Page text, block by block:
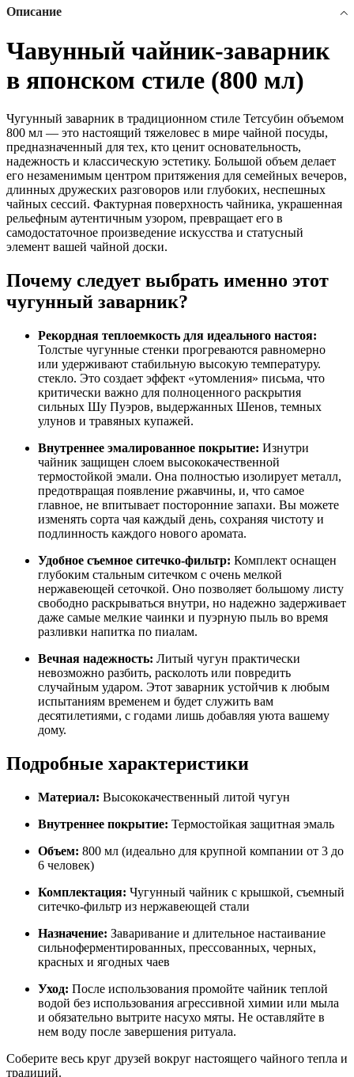
Описание
Чавунный чайник-заварник
в японском стиле (800 мл)
Чугунный заварник в традиционном стиле Тетсубин объемом
800 мл — это настоящий тяжеловес в мире чайной посуды,
предназначенный для тех, кто ценит основательность,
надежность и классическую эстетику. Большой объем делает
его незаменимым центром притяжения для семейных вечеров,
длинных дружеских разговоров или глубоких, неспешных
чайных сессий. Фактурная поверхность чайника, украшенная
рельефным аутентичным узором, превращает его в
самодостаточное произведение искусства и статусный
элемент вашей чайной доски.
Почему следует выбрать именно этот
чугунный заварник?
Рекордная теплоемкость для идеального настоя:
Толстые чугунные стенки прогреваются равномерно
или удерживают стабильную высокую температуру.
стекло. Это создает эффект «утомления» письма, что
критически важно для полноценного раскрытия
сильных Шу Пуэров, выдержанных Шенов, темных
улунов и травяных купажей.
Внутреннее эмалированное покрытие: Изнутри
чайник защищен слоем высококачественной
термостойкой эмали. Она полностью изолирует металл,
предотвращая появление ржавчины, и, что самое
главное, не впитывает посторонние запахи. Вы можете
изменять сорта чая каждый день, сохраняя чистоту и
подлинность каждого нового аромата.
Удобное съемное ситечко-фильтр: Комплект оснащен
глубоким стальным ситечком с очень мелкой
нержавеющей сеточкой. Оно позволяет большому листу
свободно раскрываться внутри, но надежно задерживает
даже самые мелкие чаинки и пуэрную пыль во время
разливки напитка по пиалам.
Вечная надежность: Литый чугун практически
невозможно разбить, расколоть или повредить
случайным ударом. Этот заварник устойчив к любым
испытаниям временем и будет служить вам
десятилетиями, с годами лишь добавляя уюта вашему
дому.
Подробные характеристики
Материал: Высококачественный литой чугун
Внутреннее покрытие: Термостойкая защитная эмаль
Объем: 800 мл (идеально для крупной компании от 3 до
6 человек)
Комплектация: Чугунный чайник с крышкой, съемный
ситечко-фильтр из нержавеющей стали
Назначение: Заваривание и длительное настаивание
сильноферментированных, прессованных, черных,
красных и ягодных чаев
Уход: После использования промойте чайник теплой
водой без использования агрессивной химии или мыла
и обязательно вытрите насухо мяты. Не оставляйте в
нем воду после завершения ритуала.
Соберите весь круг друзей вокруг настоящего чайного тепла и
традиций.